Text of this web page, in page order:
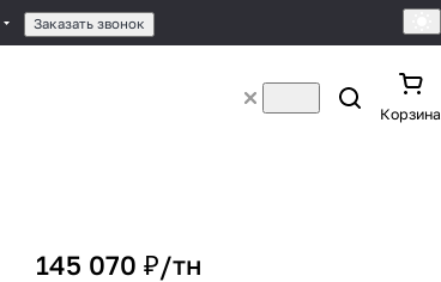
Заказать звонок
Корзина
145 070 ₽/тн